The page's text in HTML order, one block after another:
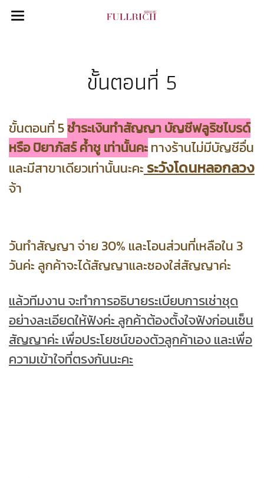
ขั้นตอนที่ 5
ขั้นตอนที่ 5ชำระเงินทำสัญญา บัญชีฟลูริชไบรด์
หรือ ปิยาภัสร์ ค้ำชู เท่านั้นคะทางร้านไม่มีบัญชีอื่น
และมีสาขาเดียวเท่านั้นนะคะ ระวังโดนหลอกลวง
จ้า
วันทำสัญญา จ่าย 30% และโอนส่วนที่เหลือใน 3
วันค่ะ ลูกค้าจะได้สัญญาและซองใส่สัญญาค่ะ
แล้วทีมงาน จะทำการอธิบายระเบียบการเช่าชุด
อย่างละเอียดให้ฟังค่ะ ลูกค้าต้องตั้งใจฟังก่อนเซ็น
สัญญาค่ะ เพื่อประโยชน์ของตัวลูกค้าเอง และเพื่อ
ความเข้าใจที่ตรงกันนะคะ